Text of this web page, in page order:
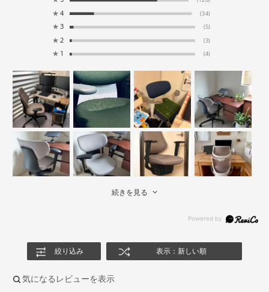
★ 4 (34)
★ 3 (5)
★ 2 (3)
★ 1 (4)
続きを見る
絞り込み 表示：新しい順
気になるレビューを表示